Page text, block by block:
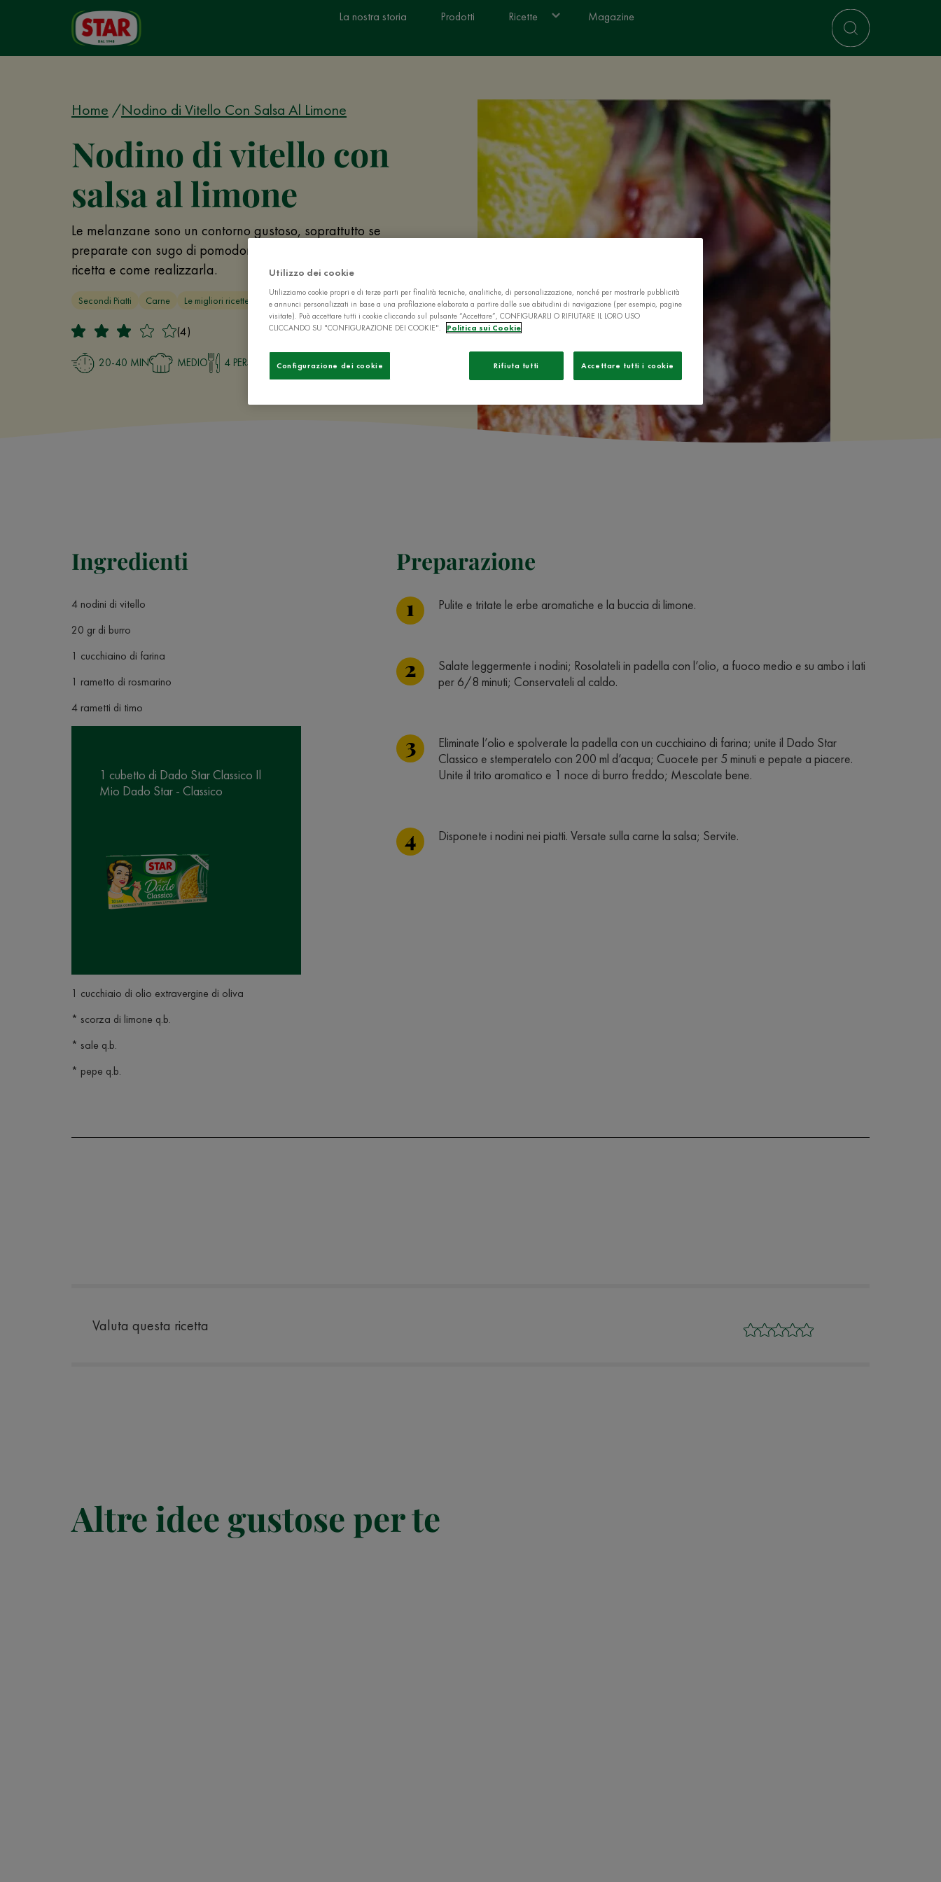
La nostra storia Prodotti Ricette Magazine
Home Nodino di Vitello Con Salsa Al Limone
Nodino di vitello con
salsa al limone
Le melanzane sono un contorno gustoso, soprattutto se
preparate con sugo di pomodoro e rosmarino: scopri la
ricetta e come realizzarla.
Secondi Piatti Carne Le migliori ricette d'Italia
(4)
20-40 MIN MEDIO 4 PERSONE
Ingredienti
4 nodini di vitello
20 gr di burro
1 cucchiaino di farina
1 rametto di rosmarino
4 rametti di timo
1 cubetto di Dado Star Classico Il
Mio Dado Star - Classico
1 cucchiaio di olio extravergine di oliva
* scorza di limone q.b.
* sale q.b.
* pepe q.b.
Preparazione
Pulite e tritate le erbe aromatiche e la buccia di limone.
Salate leggermente i nodini; Rosolateli in padella con l’olio, a fuoco medio e su ambo i lati
per 6/8 minuti; Conservateli al caldo.
Eliminate l’olio e spolverate la padella con un cucchiaino di farina; unite il Dado Star
Classico e stemperatelo con 200 ml d’acqua; Cuocete per 5 minuti e pepate a piacere.
Unite il trito aromatico e 1 noce di burro freddo; Mescolate bene.
Disponete i nodini nei piatti. Versate sulla carne la salsa; Servite.
Valuta questa ricetta
Altre idee gustose per te
Utilizzo dei cookie
Utilizziamo cookie propri e di terze parti per finalità tecniche, analitiche, di personalizzazione, nonché per mostrarle pubblicità
e annunci personalizzati in base a una profilazione elaborata a partire dalle sue abitudini di navigazione (per esempio, pagine
visitate). Può accettare tutti i cookie cliccando sul pulsante “Accettare”, CONFIGURARLI O RIFIUTARE IL LORO USO
CLICCANDO SU "CONFIGURAZIONE DEI COOKIE".
Politica sui Cookie
Rifiuta tutti Accettare tutti i cookie
Configurazione dei cookie